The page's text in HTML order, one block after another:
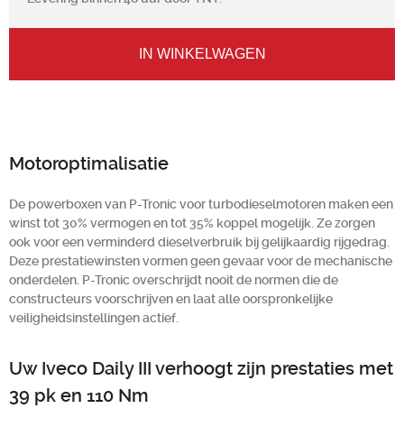
IN WINKELWAGEN
Motoroptimalisatie
De powerboxen van P-Tronic voor turbodieselmotoren maken een
winst tot 30% vermogen en tot 35% koppel mogelijk. Ze zorgen
ook voor een verminderd dieselverbruik bij gelijkaardig rijgedrag.
Deze prestatiewinsten vormen geen gevaar voor de mechanische
onderdelen. P-Tronic overschrijdt nooit de normen die de
constructeurs voorschrijven en laat alle oorspronkelijke
veiligheidsinstellingen actief.
Uw Iveco Daily III verhoogt zijn prestaties met
39 pk en 110 Nm